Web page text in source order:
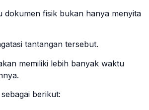
dokumen fisik bukan hanya menyita
tantangan tersebut.
memiliki lebih banyak waktu
berikut: